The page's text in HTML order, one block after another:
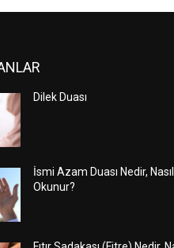
Dilek Duası
İsmi Azam Duası Nedir, Nasıl
Okunur?